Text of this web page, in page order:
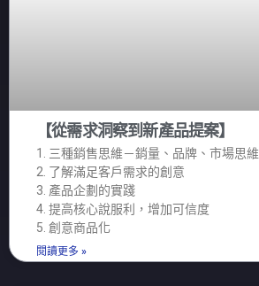
【從需求洞察到新產品提案】
1. 三種銷售思維－銷量、品牌、市場思維
2. 了解滿足客戶需求的創意
3. 產品企劃的實踐
4. 提高核心說服利，增加可信度
5. 創意商品化
閱讀更多 »